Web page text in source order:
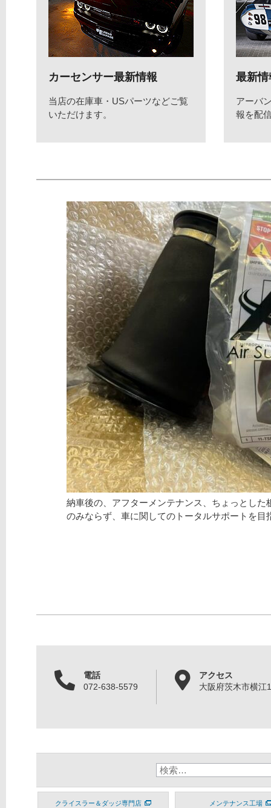
カーセンサー最新情報
当店の在庫車・USパーツなどご覧
いただけます。
最新情
アーバ
報を配
納車後の、アフターメンテナンス、ちょっとした
のみならず、車に関してのトータルサポートを目
電話
072-638-5579
アクセス
大阪府茨木市横江
クライスラー＆ダッジ専門店 メンテナンス工場